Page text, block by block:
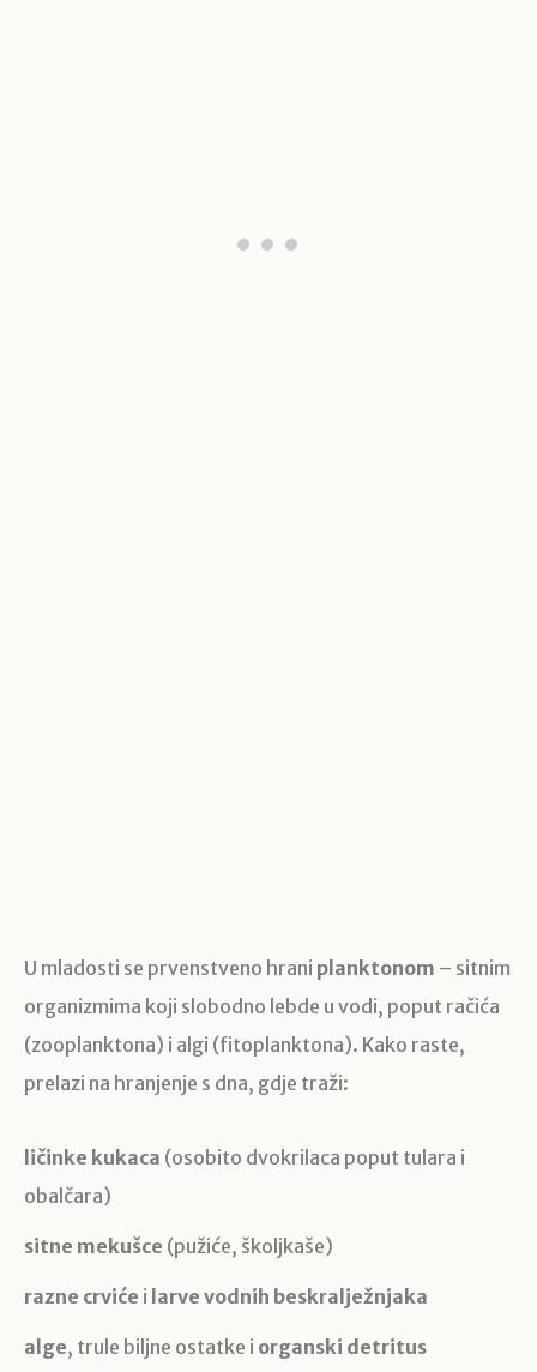
U mladosti se prvenstveno hrani planktonom – sitnim
organizmima koji slobodno lebde u vodi, poput račića
(zooplanktona) i algi (fitoplanktona). Kako raste,
prelazi na hranjenje s dna, gdje traži:
ličinke kukaca (osobito dvokrilaca poput tulara i
obalčara)
sitne mekušce (pužiće, školjkaše)
razne crviće i larve vodnih beskralježnjaka
alge, trule biljne ostatke i organski detritus